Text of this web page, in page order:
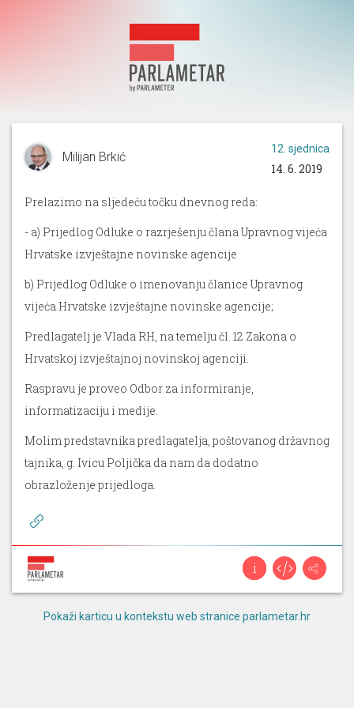
Milijan Brkić
12. sjednica
14. 6. 2019
Prelazimo na sljedeću točku dnevnog reda:
- a) Prijedlog Odluke o razrješenju člana Upravnog vijeća
Hrvatske izvještajne novinske agencije
b) Prijedlog Odluke o imenovanju članice Upravnog
vijeća Hrvatske izvještajne novinske agencije;
Predlagatelj je Vlada RH, na temelju čl. 12 Zakona o
Hrvatskoj izvještajnoj novinskoj agenciji.
Raspravu je proveo Odbor za informiranje,
informatizaciju i medije.
Molim predstavnika predlagatelja, poštovanog državnog
tajnika, g. Ivicu Poljička da nam da dodatno
obrazloženje prijedloga.
Pokaži karticu u kontekstu web stranice parlametar.hr